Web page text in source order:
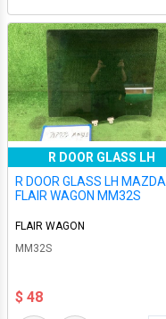
R DOOR GLASS LH
R DOOR GLASS LH MAZDA
FLAIR WAGON MM32S
FLAIR WAGON
MM32S
$ 48